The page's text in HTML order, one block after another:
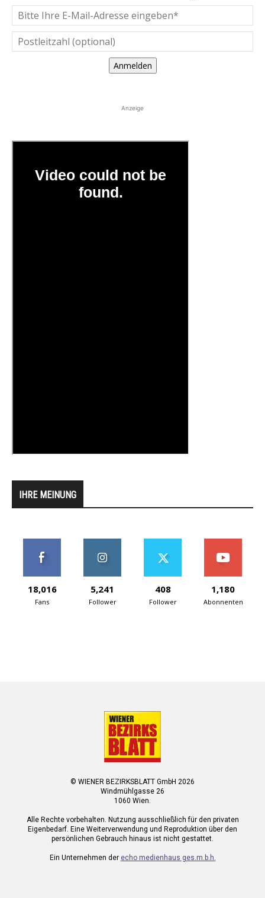
Anmelden
Anzeige
IHRE MEINUNG
18,016
Fans
5,241
Follower
408
Follower
1,180
Abonnenten
© WIENER BEZIRKSBLATT GmbH 2026
Windmühlgasse 26
1060 Wien.
Alle Rechte vorbehalten. Nutzung ausschließlich für den privaten
Eigenbedarf. Eine Weiterverwendung und Reproduktion über den
persönlichen Gebrauch hinaus ist nicht gestattet.
Ein Unternehmen der echo medienhaus ges.m.b.h.